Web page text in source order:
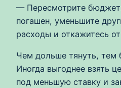
— Пересмотрите
погашен, уменьшите
расходы и откажитесь
Чем дольше тянуть, тем
Иногда выгоднее взять
под меньшую ставку и